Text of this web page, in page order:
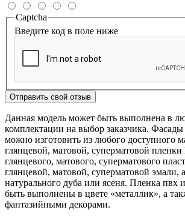
Captcha
Введите код в поле ниже
Отправить свой отзыв
Данная модель может быть выполнена в
комплектации на выбор заказчика.
можно изготовить из любого доступного
глянцевой, матовой, суперматовой
глянцевого, матового, суперматового
глянцевой, матовой, суперматовой эмали,
натурального дуба или ясеня. Пленка пвх
быть выполнены в цвете «металлик», а
фантазийными декорами.